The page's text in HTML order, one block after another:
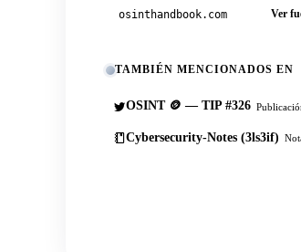
osinthandbook.com Ver
TAMBIÉN MENCIONADOS EN
OSINT 🪙 — TIP #326
Cybersecurity-Notes (3ls3if)